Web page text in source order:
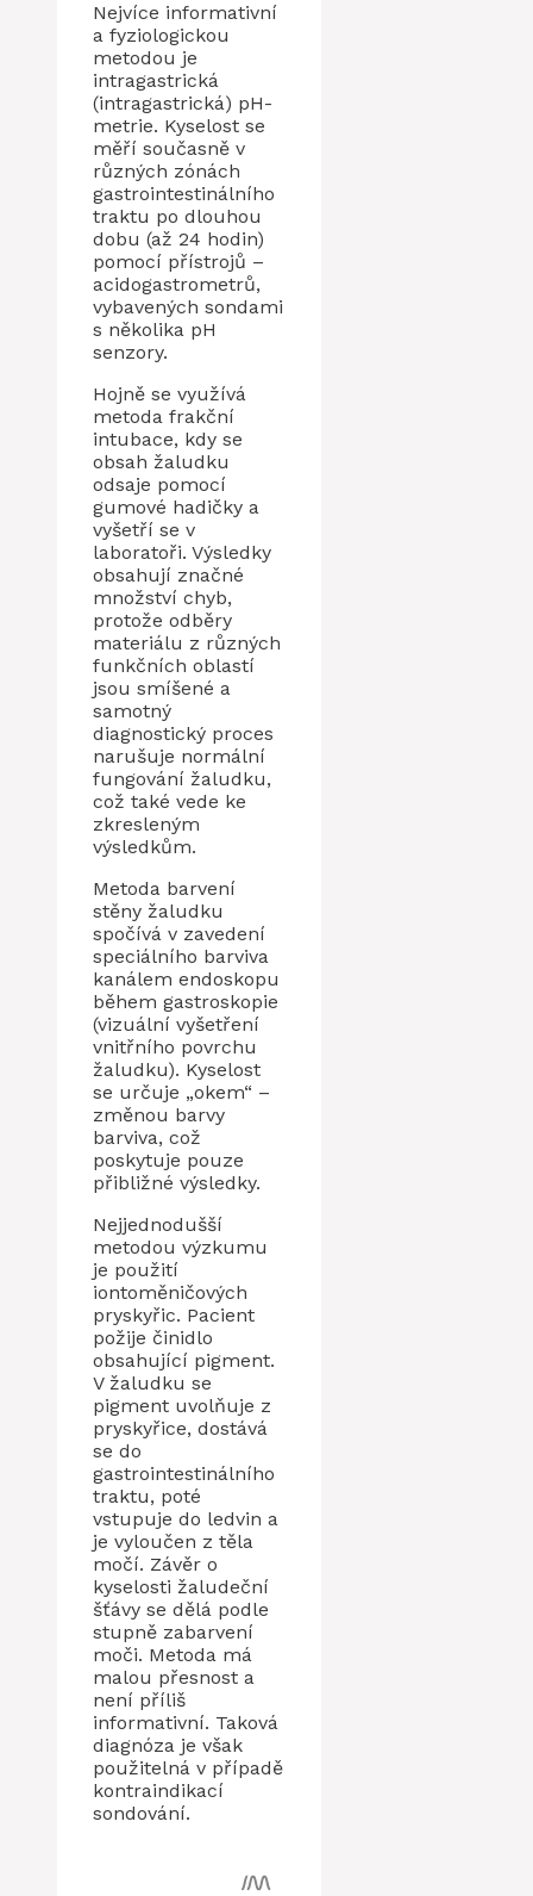
Nejvíce informativní
a fyziologickou
metodou je
intragastrická
(intragastrická) pH-
metrie. Kyselost se
měří současně v
různých zónách
gastrointestinálního
traktu po dlouhou
dobu (až 24 hodin)
pomocí přístrojů –
acidogastrometrů,
vybavených sondami
s několika pH
senzory.
Hojně se využívá
metoda frakční
intubace, kdy se
obsah žaludku
odsaje pomocí
gumové hadičky a
vyšetří se v
laboratoři. Výsledky
obsahují značné
množství chyb,
protože odběry
materiálu z různých
funkčních oblastí
jsou smíšené a
samotný
diagnostický proces
narušuje normální
fungování žaludku,
což také vede ke
zkresleným
výsledkům.
Metoda barvení
stěny žaludku
spočívá v zavedení
speciálního barviva
kanálem endoskopu
během gastroskopie
(vizuální vyšetření
vnitřního povrchu
žaludku). Kyselost
se určuje „okem“ –
změnou barvy
barviva, což
poskytuje pouze
přibližné výsledky.
Nejjednodušší
metodou výzkumu
je použití
iontoměničových
pryskyřic. Pacient
požije činidlo
obsahující pigment.
V žaludku se
pigment uvolňuje z
pryskyřice, dostává
se do
gastrointestinálního
traktu, poté
vstupuje do ledvin a
je vyloučen z těla
močí. Závěr o
kyselosti žaludeční
šťávy se dělá podle
stupně zabarvení
moči. Metoda má
malou přesnost a
není příliš
informativní. Taková
diagnóza je však
použitelná v případě
kontraindikací
sondování.